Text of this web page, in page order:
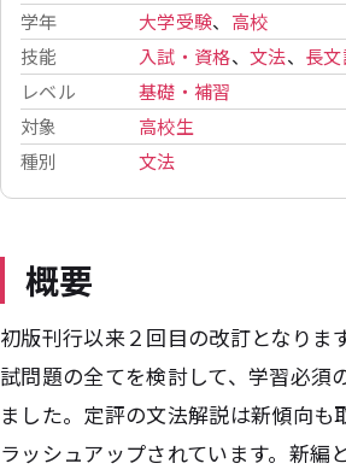
学年
大学受験、 高校
技能
入試・資格、文法、 長
レベル
基礎・補習
対象
高校生
種別
文法
概要
初版刊行以来２回目の改訂となりま
試問題の全てを検討して、学習必須
ました。定評の文法解説は新傾向も
ラッシュアップされています。新編